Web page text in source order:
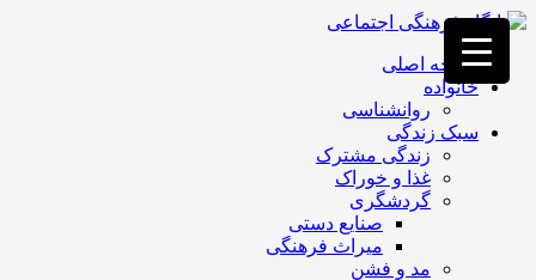
فصد
خون
غرب
تهران
خشکشویی
تصفیه
صفحه اصلی
خانواده
روانشناسی
سبک زندگی
زندگی مشترک
غذا و خوراک
گردشگری
صنایع دستی
میراث فرهنگی
مد و فشن